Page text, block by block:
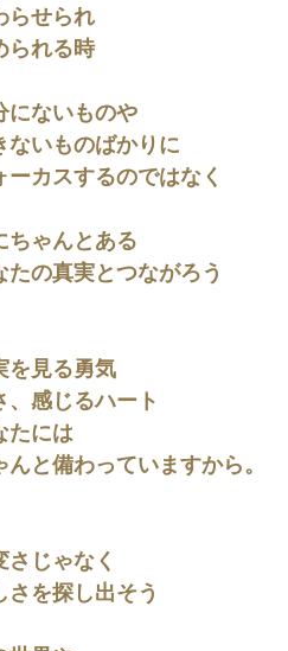
らせられ
られる時
にないものや
ないものばかりに
ーカスするのではなく
ちゃんとある
たの真実とつながろう
を見る勇気
、感じるハート
たには
んと備わっていますから。
さじゃなく
さを探し出そう